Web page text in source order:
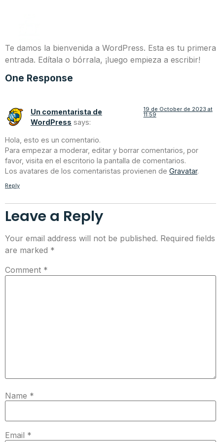
Te damos la bienvenida a WordPress. Esta es tu primera
entrada. Edítala o bórrala, ¡luego empieza a escribir!
One Response
Un comentarista de
WordPress says:
19 de October de 2023 at
11:59
Hola, esto es un comentario.
Para empezar a moderar, editar y borrar comentarios, por
favor, visita en el escritorio la pantalla de comentarios.
Los avatares de los comentaristas provienen de Gravatar.
Reply
Leave a Reply
Your email address will not be published. Required fields
are marked *
Comment *
Name *
Email *